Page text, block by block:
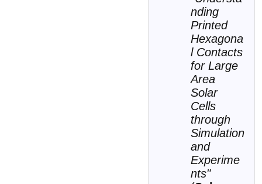
nding
Printed
Hexagona
l Contacts
for Large
Area
Solar
Cells
through
Simulation
and
Experime
nts"